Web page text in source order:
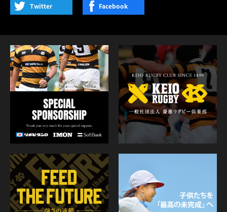
Twitter Facebook